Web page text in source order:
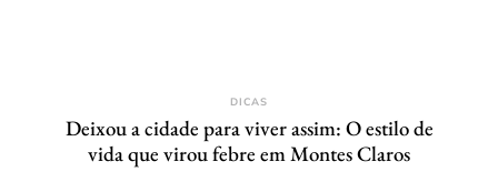
DICAS
Deixou a cidade para viver assim: O estilo de
vida que virou febre em Montes Claros